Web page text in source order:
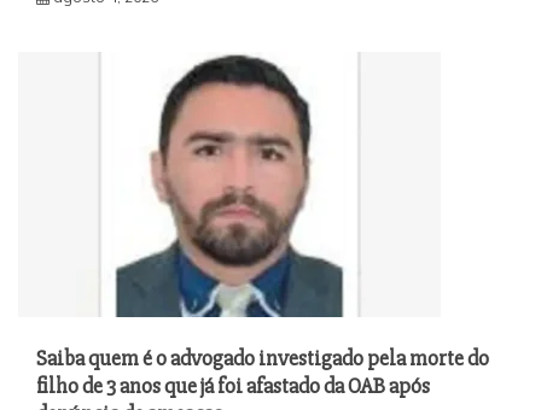
Saiba quem é o advogado investigado pela morte do
filho de 3 anos que já foi afastado da OAB após